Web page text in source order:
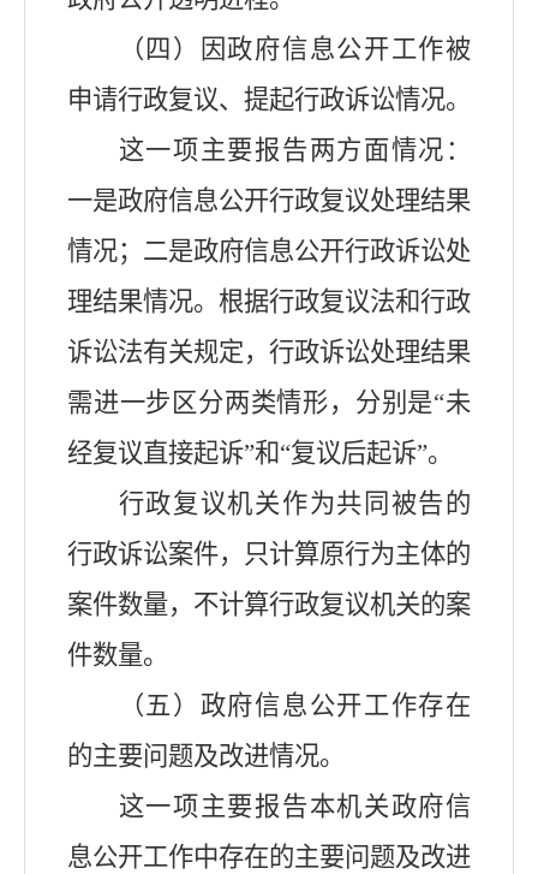
（四）因政府信息公开工作被
申请行政复议、提起行政诉讼情况。
这一项主要报告两方面情况：
一是政府信息公开行政复议处理结果
情况；二是政府信息公开行政诉讼处
理结果情况。根据行政复议法和行政
诉讼法有关规定，行政诉讼处理结果
需进一步区分两类情形，分别是“未
经复议直接起诉”和“复议后起诉”。
行政复议机关作为共同被告的
行政诉讼案件，只计算原行为主体的
案件数量，不计算行政复议机关的案
件数量。
（五）政府信息公开工作存在
的主要问题及改进情况。
这一项主要报告本机关政府信
息公开工作中存在的主要问题及改进